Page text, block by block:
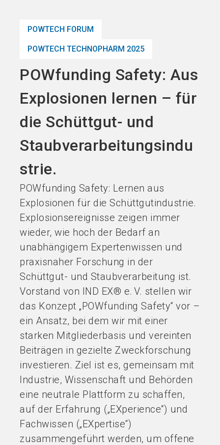
POWTECH FORUM
POWTECH TECHNOPHARM 2025
POWfunding Safety: Aus
Explosionen lernen – für
die Schüttgut- und
Staubverarbeitungsindu
strie.
POWfunding Safety: Lernen aus
Explosionen für die Schüttgutindustrie.
Explosionsereignisse zeigen immer
wieder, wie hoch der Bedarf an
unabhängigem Expertenwissen und
praxisnaher Forschung in der
Schüttgut- und Staubverarbeitung ist.
Vorstand von IND EX® e. V. stellen wir
das Konzept „POWfunding Safety“ vor –
ein Ansatz, bei dem wir mit einer
starken Mitgliederbasis und vereinten
Beiträgen in gezielte Zweckforschung
investieren. Ziel ist es, gemeinsam mit
Industrie, Wissenschaft und Behörden
eine neutrale Plattform zu schaffen,
auf der Erfahrung („EXperience“) und
Fachwissen („EXpertise“)
zusammengeführt werden, um offene